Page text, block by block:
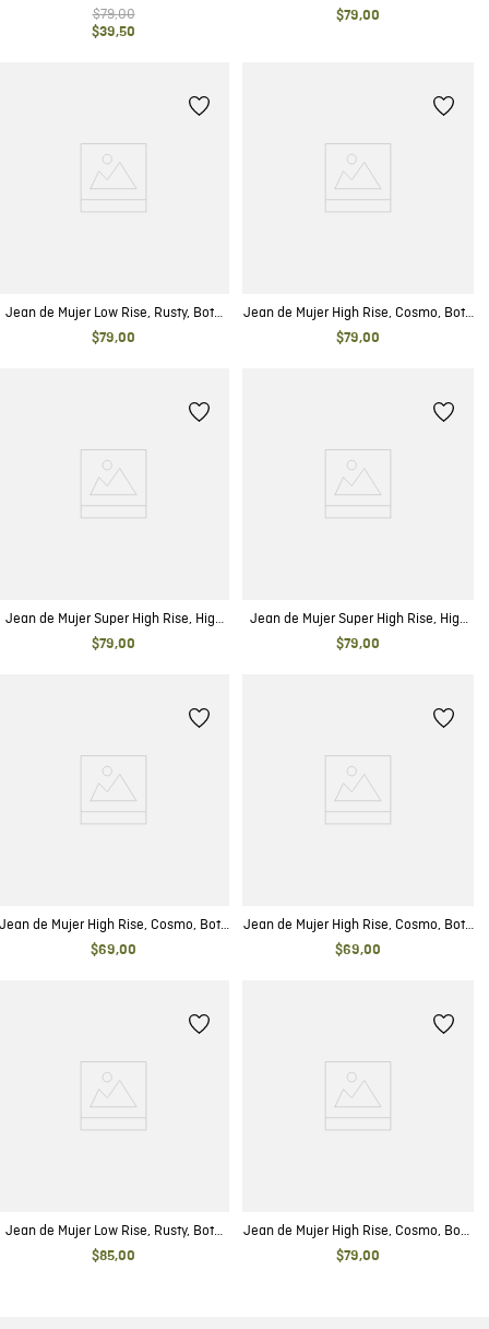
Skinny - Azul Ultra Oscuro
$79,00
$39,50
Cut - Azul Medio
$79,00
Jean de Mujer Low Rise, Rusty, Bota
Skinny - Azul Ultra Oscuro Vintage
$79,00
Jean de Mujer High Rise, Cosmo, Bota
Skinny - Azul Medio
$79,00
Jean de Mujer Super High Rise, High
Cosmo, Bota Skinny - Azul Oscuro
$79,00
Jean de Mujer Super High Rise, High
Cosmo, Bota Skinny - Azul Medio
$79,00
Jean de Mujer High Rise, Cosmo, Bota
Skinny - Negro Mate
$69,00
Jean de Mujer High Rise, Cosmo, Bota
Skinny - Azul Ultra Oscuro
$69,00
Jean de Mujer Low Rise, Rusty, Bota
Skinny - Gris Oscuro
$85,00
Jean de Mujer High Rise, Cosmo, Boot
Cut - Azul Oscuro Blue Mind
$79,00